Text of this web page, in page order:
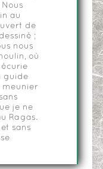
au
de
;
nous
où
guide
meunier
je ne
Ragas.
sans